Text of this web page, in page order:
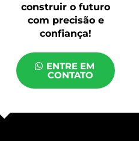
construir o futuro
com precisão e
confiança!
ENTRE EM
CONTATO